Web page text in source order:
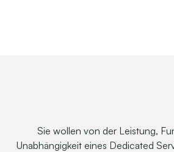
Sie wollen von der Leistung,
Unabhängigkeit eines Dedicated